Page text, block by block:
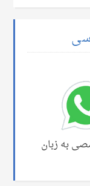
تخصصی به زبان